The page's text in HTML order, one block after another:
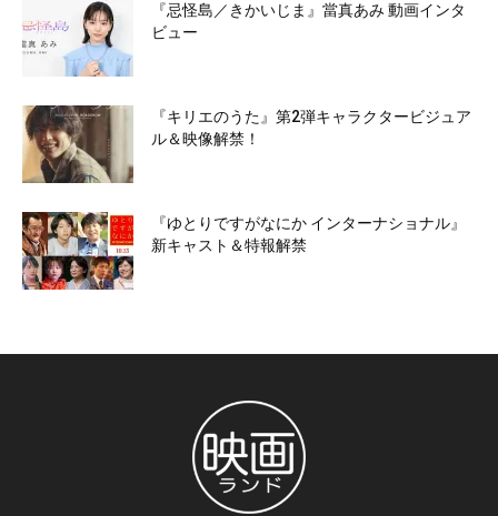
『忌怪島／きかいじま』當真あみ 動画インタ
ビュー
『キリエのうた』第2弾キャラクタービジュア
ル＆映像解禁！
『ゆとりですがなにか インターナショナル』
新キャスト＆特報解禁